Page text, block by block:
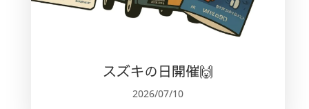
スズキの日開催🙌
2026/07/10